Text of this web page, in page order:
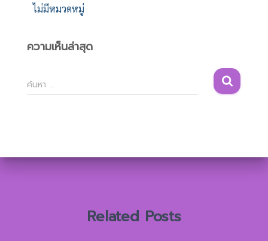
ไม่มีหมวดหมู่
ความเห็นล่าสุด
ค้
น
ห
ค้นหา …
Related Posts